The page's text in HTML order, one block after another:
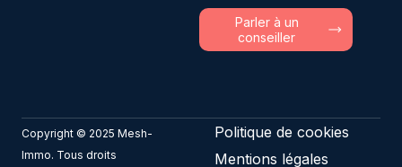
Parler à un
conseiller
Copyright © 2025 Mesh-
Immo. Tous droits
Politique de cookies
Mentions légales